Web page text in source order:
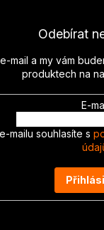
Odebírat
mail a my vám
produktech na
E-
mailu souhlasíte s